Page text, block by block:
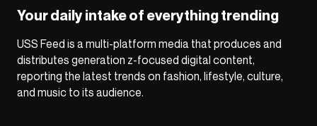
Your daily intake of everything trending
USS Feed is a multi-platform media that produces and
distributes generation z-focused digital content,
reporting the latest trends on fashion, lifestyle, culture,
and music to its audience.